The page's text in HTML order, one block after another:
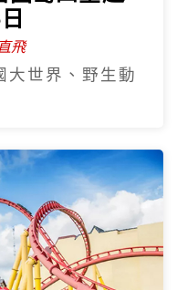
飛
大世界、野生動